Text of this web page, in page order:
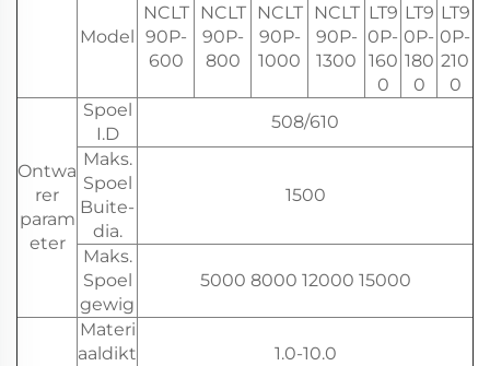
Model
NCLT
90P-
600
NCLT
90P-
800
NCLT
90P-
1000
NCLT
90P-
1300
LT9
0P-
160
0
LT9
0P-
180
0
LT9
0P-
210
0
Ontwa
rer
param
eter
Spoel
I.D
508/610
Maks.
Spoel
Buite-
dia.
1500
Maks.
Spoel
gewig
5000 8000 12000 15000
Materi
aaldikt
1.0-10.0